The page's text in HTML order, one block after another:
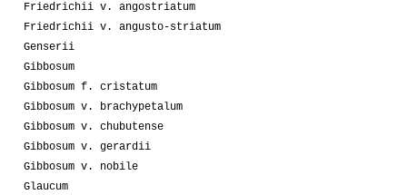
Friedrichii v. angostriatum
Friedrichii v. angusto-striatum
Genserii
Gibbosum
Gibbosum f. cristatum
Gibbosum v. brachypetalum
Gibbosum v. chubutense
Gibbosum v. gerardii
Gibbosum v. nobile
Glaucum